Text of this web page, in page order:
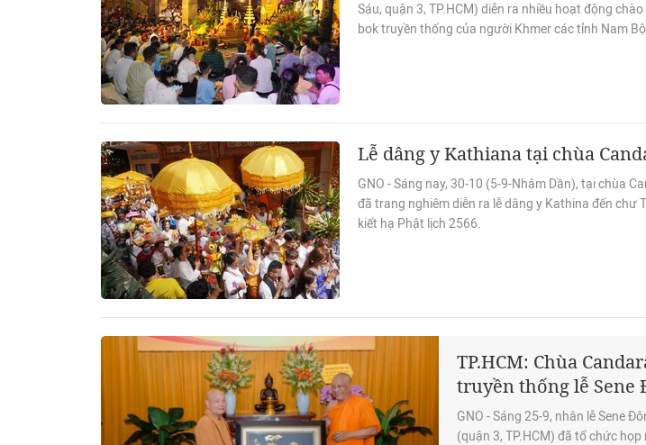
Sáu, quận 3, TP.HCM) diễn ra nhiều hoạt động
bok truyền thống của người Khmer các tỉnh Nam
Lễ dâng y Kathiana tại chùa
GNO - Sáng nay, 30-10 (5-9-Nhâm Dần), tại chùa
đã trang nghiêm diễn ra lễ dâng y Kathina đến chư
kiết hạ Phật lịch 2566.
TP.HCM: Chùa
truyền thống lễ Sene
GNO - Sáng 25-9, nhân lễ Sene
(quận 3, TP.HCM) đã tổ chức